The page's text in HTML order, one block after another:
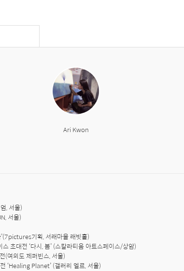
Ari Kwon
, 서울)
서울)
기획, 서래마을 래빗홀)
초대전 ‘다시, 봄’ (스칼라티움 아트스페이스/상암)
여의도 제퍼빈스, 서울)
‘Healing Planet’ (갤러리 엘르, 서울)